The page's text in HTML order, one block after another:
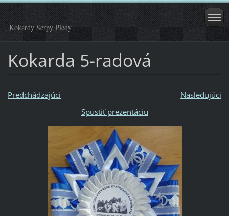
Kokardy Šerpy Plédy
Kokarda 5-radová
Predchádzajúci
Nasledujúci
Spustiť prezentáciu